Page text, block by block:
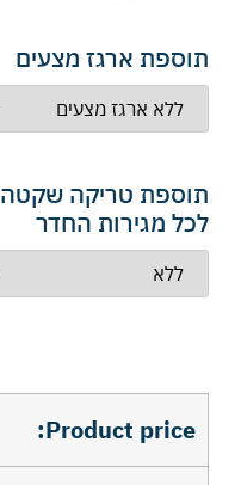
תוספת ארגז מצעים
תוספת טריקה שקטה
לכל מגירות החדר
Product price: